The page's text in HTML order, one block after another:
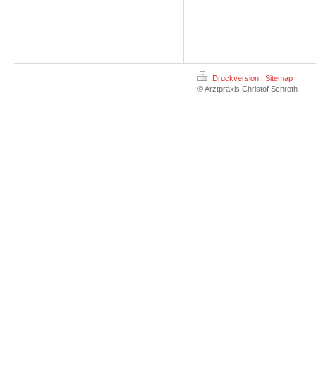
Druckversion | Sitemap
© Arztpraxis Christof Schroth